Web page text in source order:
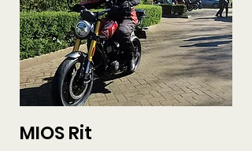
MIOS Rit